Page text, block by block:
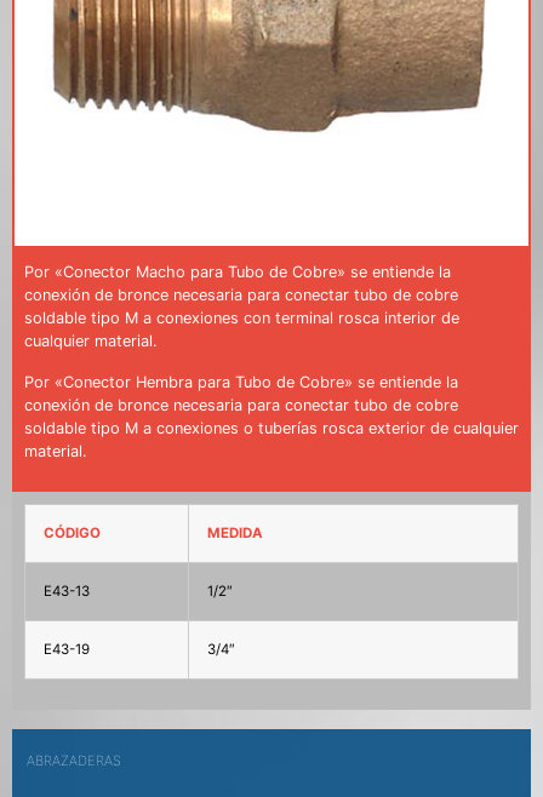
ABRAZADERAS
Por «Conector Macho para Tubo de Cobre» se entiende la
conexión de bronce necesaria para conectar tubo de cobre
soldable tipo M a conexiones con terminal rosca interior de
cualquier material.
Por «Conector Hembra para Tubo de Cobre» se entiende la
conexión de bronce necesaria para conectar tubo de cobre
soldable tipo M a conexiones o tuberías rosca exterior de cualquier
material.
CÓDIGO MEDIDA
E43-13 1/2″
E43-19 3/4″